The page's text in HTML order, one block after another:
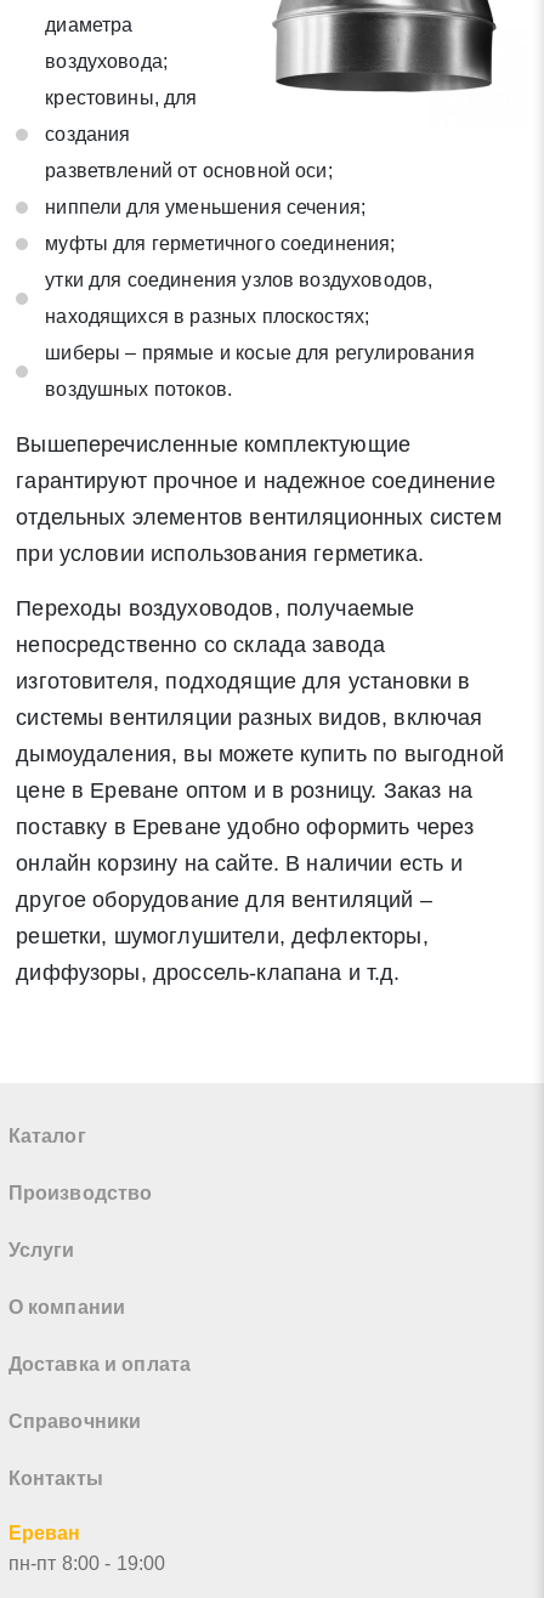
диаметра
воздуховода;
крестовины, для
создания
разветвлений от основной оси;
ниппели для уменьшения сечения;
муфты для герметичного соединения;
утки для соединения узлов воздуховодов,
находящихся в разных плоскостях;
шиберы – прямые и косые для регулирования
воздушных потоков.
Вышеперечисленные комплектующие
гарантируют прочное и надежное соединение
отдельных элементов вентиляционных систем
при условии использования герметика.
Переходы воздуховодов, получаемые
непосредственно со склада завода
изготовителя, подходящие для установки в
системы вентиляции разных видов, включая
дымоудаления, вы можете купить по выгодной
цене в Ереване оптом и в розницу. Заказ на
поставку в Ереване удобно оформить через
онлайн корзину на сайте. В наличии есть и
другое оборудование для вентиляций –
решетки, шумоглушители, дефлекторы,
диффузоры, дроссель-клапана и т.д.
Каталог
Производство
Услуги
О компании
Доставка и оплата
Справочники
Контакты
Ереван
пн-пт 8:00 - 19:00